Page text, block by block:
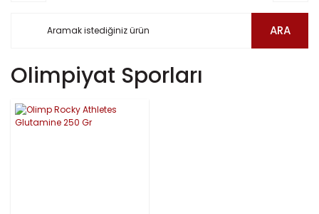
ARA
Olimpiyat Sporları